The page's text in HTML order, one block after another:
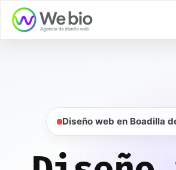
Diseño web en Boadilla